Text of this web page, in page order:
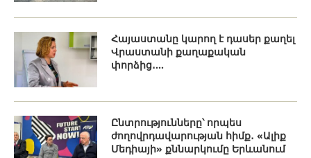
Հայաստանը կարող է դասեր քաղել
Վրաստանի քաղաքական
փորձից․...
Ընտրությունները՝ որպես
ժողովրդավարության հիմք․ «Ալիք
Մեդիայի» քննարկումը Երևանում